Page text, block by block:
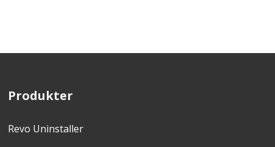
Produkter
Revo Uninstaller